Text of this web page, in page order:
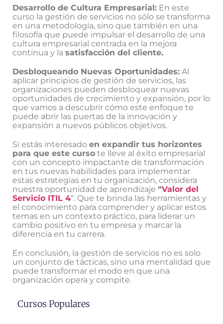
Desarrollo de Cultura Empresarial: En este
curso la gestión de servicios no sólo se transforma
en una metodología, sino que también en una
filosofía que puede impulsar el desarrollo de una
cultura empresarial centrada en la mejora
continua y la satisfacción del cliente.
Desbloqueando Nuevas Oportunidades: Al
aplicar principios de gestión de servicios, las
organizaciones pueden desbloquear nuevas
oportunidades de crecimiento y expansión, por lo
que vamos a descubrir cómo este enfoque te
puede abrir las puertas de la innovación y
expansión a nuevos públicos objetivos.
Si estás interesado en expandir tus horizontes
para que este curso te lleve al éxito empresarial
con un concepto impactante de transformación
en tus nuevas habilidades para implementar
estas estrategias en tu organización, considera
nuestra oportunidad de aprendizaje “Valor del
Servicio ITIL 4“. Que te brinda las herramientas y
el conocimiento para comprender y aplicar estos
temas en un contexto práctico, para liderar un
cambio positivo en tu empresa y marcar la
diferencia en tu carrera.
En conclusión, la gestión de servicios no es solo
un conjunto de tácticas, sino una mentalidad que
puede transformar el modo en que una
organización opera y compite.
Cursos Populares